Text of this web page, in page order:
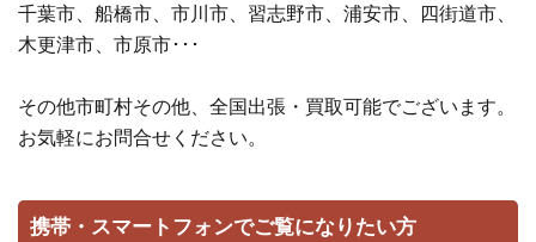
千葉市、船橋市、市川市、習志野市、浦安市、四街道市、
木更津市、市原市･･･
その他市町村その他、全国出張・買取可能でございます。
お気軽にお問合せください。
携帯・スマートフォンでご覧になりたい方